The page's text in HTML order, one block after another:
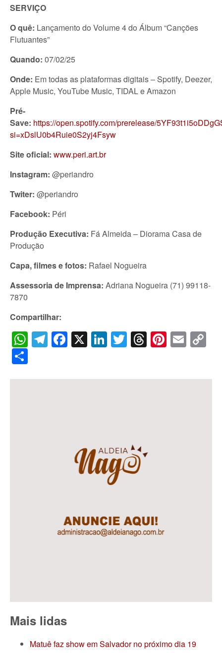
SERVIÇO
O quê: Lançamento do Volume 4 do Álbum “Canções
Flutuantes”
Quando: 07/02/25
Onde: Em todas as plataformas digitais – Spotify, Deezer,
Apple Music, YouTube Music, TIDAL e Amazon
Pré-
Save: https://open.spotify.com/prerelease/
si=xDslU0b4Ruie0S2yj4Fsyw
Site oficial: www.peri.art.br
Instagram: @periandro
Twiter: @periandro
Facebook: Péri
Produção Executiva: Fá Almeida – Diorama Casa de
Produção
Capa, filmes e fotos: Rafael Nogueira
Assessoria de Imprensa: Adriana Nogueira (71) 99118-
7870
Compartilhar:
WhatsApp
Telegram
Facebook
X LinkedIn
Twitter
Threads
Mais lidas
Matuê faz show em Salvador no próximo dia 19